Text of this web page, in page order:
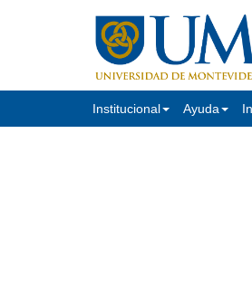
Institucional Ayuda